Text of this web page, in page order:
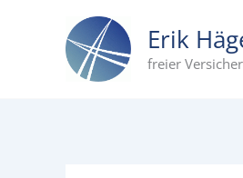
Erik
freier